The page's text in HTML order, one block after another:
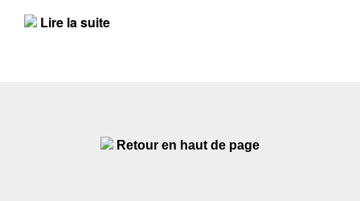
Lire la suite
Retour en haut de page